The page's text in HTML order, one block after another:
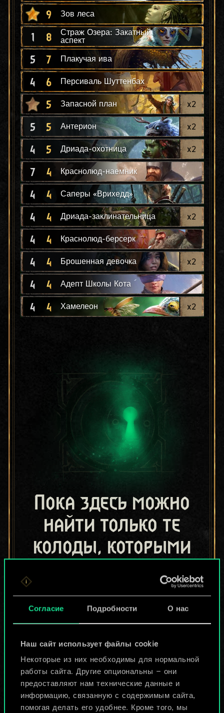
Согласие Подробности О нас
Наш сайт использует файлы cookie
Некоторые из них необходимы для нормальной
работы сайта. Другие опциональны — они
предоставляют нам технические данные и
информацию, связанную с содержимым сайта,
помогая делать его удобнее. Кроме того, мы
9 Зов леса
1 8
Страж Озера: Закатный
аспект
5 7 Плакучая ива
4 6 Персиваль Шуттенбах
5 Запасной план x2
5 5 Антерион x2
4 5 Дриада-охотница x2
7 4 Краснолюд-наемник
4 4 Саперы «Врихедд»
4 4 Дриада-заклинательница x2
4 4 Краснолюд-берсерк
4 4 Брошенная девочка x2
4 4 Адепт Школы Кота
4 4 Хамелеон x2
Пока здесь можно
найти только те
колоды, которыми
игроки.
Но их может быть
Назвать колоду и описать её
Изменить колоду